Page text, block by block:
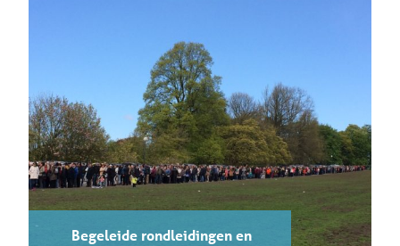
Begeleide rondleidingen en